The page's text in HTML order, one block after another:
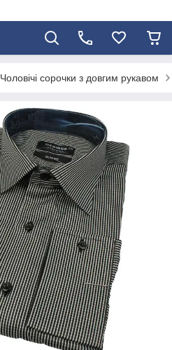
Чоловічі сорочки з довгим рукавом